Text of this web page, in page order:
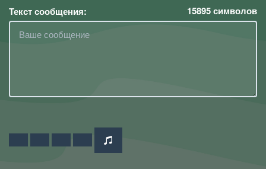
Текст сообщения: 15895символов